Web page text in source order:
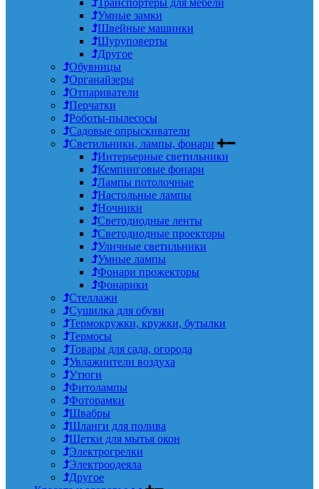
Умные замки
Швейные машинки
Шуруповерты
Другое
Обувницы
Органайзеры
Отпариватели
Перчатки
Роботы-пылесосы
Садовые опрыскиватели
Светильники, лампы, фонари
Интерьерные светильники
Кемпинговые фонари
Лампы потолочные
Настольные лампы
Ночники
Светодиодные ленты
Светодиодные проекторы
Уличные светильники
Умные лампы
Фонари прожекторы
Фонарики
Стеллажи
Сушилка для обуви
Термокружки, кружки, бутылки
Термосы
Товары для сада, огорода
Увлажнители воздуха
Утюги
Фитолампы
Фоторамки
Швабры
Шланги для полива
Щетки для мытья окон
Электрогрелки
Электроодеяла
Другое